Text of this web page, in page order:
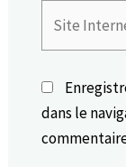
Internet
dans le